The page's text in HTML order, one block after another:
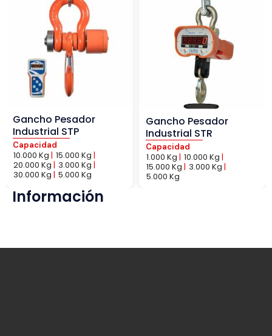
Gancho Pesador
Industrial STP
Capacidad
10.000 Kg | 15.000 Kg |
20.000 Kg | 3.000 Kg |
30.000 Kg | 5.000 Kg
Gancho Pesador
Industrial STR
Capacidad
1.000 Kg | 10.000 Kg |
15.000 Kg | 3.000 Kg |
5.000 Kg
Información